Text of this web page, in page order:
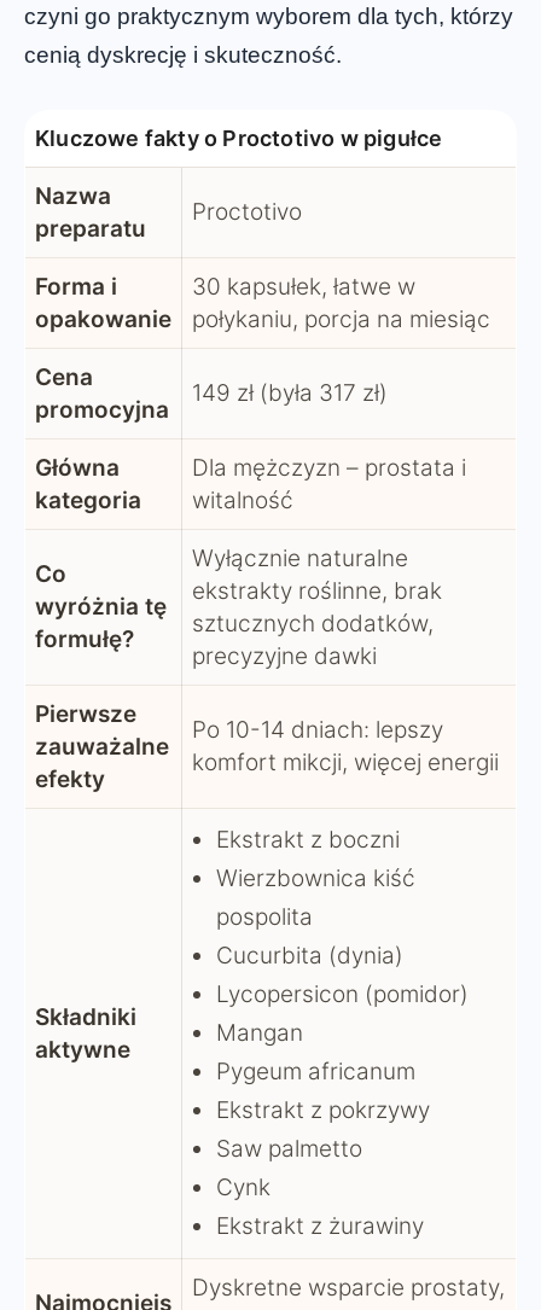
czyni go praktycznym wyborem dla tych, którzy
cenią dyskrecję i skuteczność.
Kluczowe fakty o Proctotivo w pigułce
Nazwa
preparatu
Proctotivo
Forma i
opakowanie
30 kapsułek, łatwe w
połykaniu, porcja na miesiąc
Cena
promocyjna
149 zł (była 317 zł)
Główna
kategoria
Dla mężczyzn – prostata i
witalność
Co
wyróżnia tę
formułę?
Wyłącznie naturalne
ekstrakty roślinne, brak
sztucznych dodatków,
precyzyjne dawki
Pierwsze
zauważalne
efekty
Po 10-14 dniach: lepszy
komfort mikcji, więcej energii
Składniki
aktywne
Ekstrakt z boczni
Wierzbownica kiść
pospolita
Cucurbita (dynia)
Lycopersicon (pomidor)
Mangan
Pygeum africanum
Ekstrakt z pokrzywy
Saw palmetto
Cynk
Ekstrakt z żurawiny
Najmocniejs
Dyskretne wsparcie prostaty,